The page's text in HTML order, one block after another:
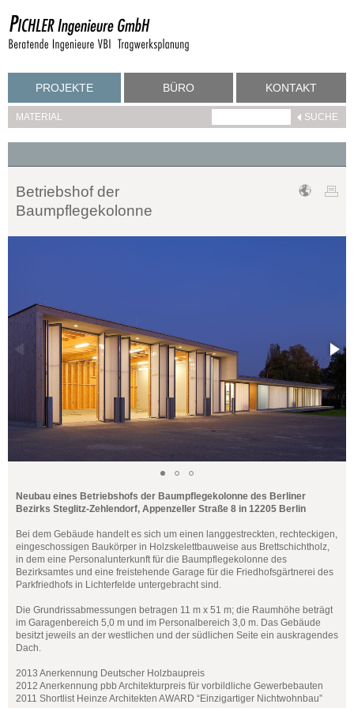
PROJEKTE BÜRO KONTAKT
MATERIAL
Betriebshof der
Baumpflegekolonne
Neubau eines Betriebshofs der Baumpflegekolonne des Berliner
Bezirks Steglitz-Zehlendorf, Appenzeller Straße 8 in 12205 Berlin
Bei dem Gebäude handelt es sich um einen langgestreckten, rechteckigen,
eingeschossigen Baukörper in Holzskelettbauweise aus Brettschichtholz,
in dem eine Personalunterkunft für die Baumpflegekolonne des
Bezirksamtes und eine freistehende Garage für die Friedhofsgärtnerei des
Parkfriedhofs in Lichterfelde untergebracht sind.
Die Grundrissabmessungen betragen 11 m x 51 m; die Raumhöhe beträgt
im Garagenbereich 5,0 m und im Personalbereich 3,0 m. Das Gebäude
besitzt jeweils an der westlichen und der südlichen Seite ein auskragendes
Dach.
2013 Anerkennung Deutscher Holzbaupreis
2012 Anerkennung pbb Architekturpreis für vorbildliche Gewerbebauten
2011 Shortlist Heinze Architekten AWARD “Einzigartiger Nichtwohnbau”